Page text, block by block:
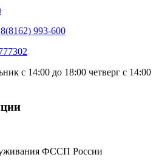
8(8162) 993-600
с 14:00 до 18:00 четверг с 14:00
ФССП России